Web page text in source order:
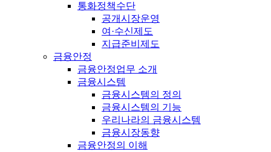
통화정책수단
공개시장운영
여·수신제도
지급준비제도
금융안정
금융안정업무 소개
금융시스템
금융시스템의 정의
금융시스템의 기능
우리나라의 금융시스템
금융시장동향
금융안정의 이해